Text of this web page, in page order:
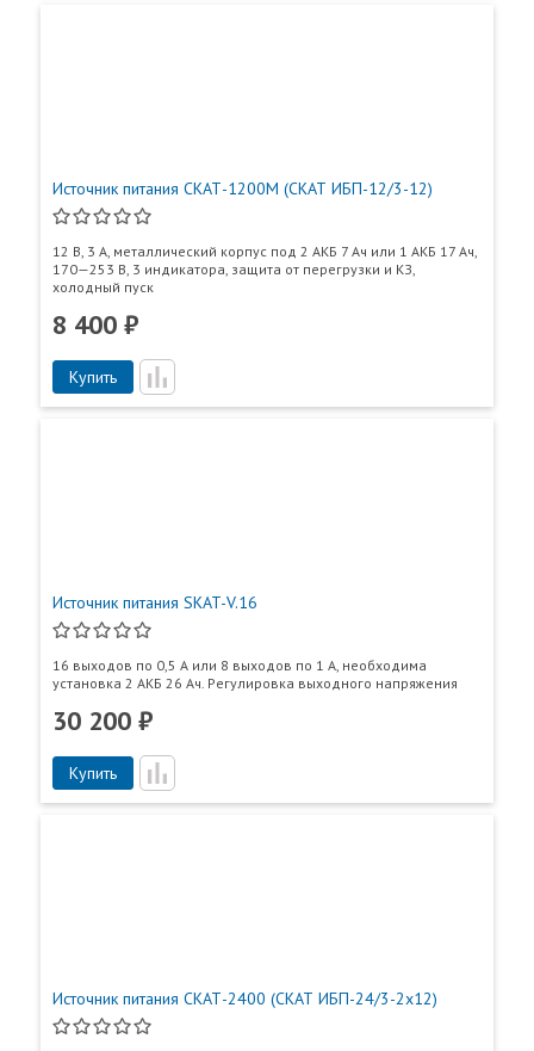
Источник питания СКАТ-1200М (СКАТ ИБП-12/3-12)
12 В, 3 А, металлический корпус под 2 АКБ 7 Ач или 1 АКБ 17 Ач,
170—253 В, 3 индикатора, защита от перегрузки и КЗ,
холодный пуск
8 400 ₽
Купить
Источник питания SKAT-V.16
16 выходов по 0,5 А или 8 выходов по 1 А, необходима
установка 2 АКБ 26 Ач. Регулировка выходного напряжения
30 200 ₽
Купить
Источник питания СКАТ-2400 (СКАТ ИБП-24/3-2x12)